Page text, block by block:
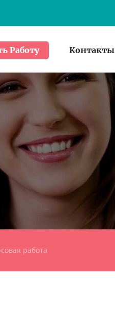
Работу Контакты
работа